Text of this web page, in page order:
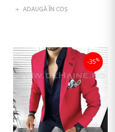
ADAUGĂ ÎN COŞ
-35%